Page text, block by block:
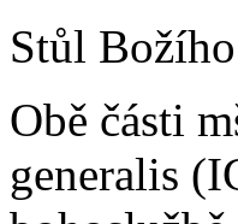
Stůl
Obě části
generalis